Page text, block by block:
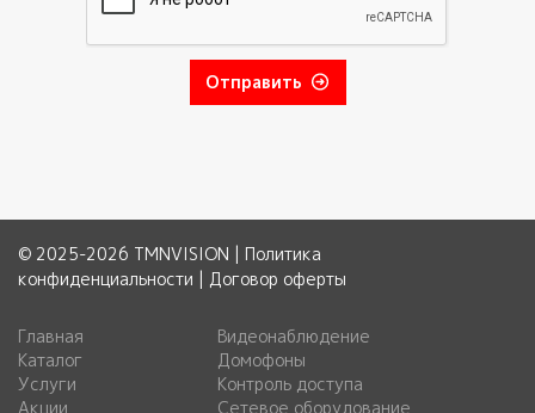
Отправить
© 2025-2026 TMNVISION | Политика
конфиденциальности | Договор оферты
Главная
Каталог
Услуги
Акции
Видеонаблюдение
Домофоны
Контроль доступа
Сетевое оборудование